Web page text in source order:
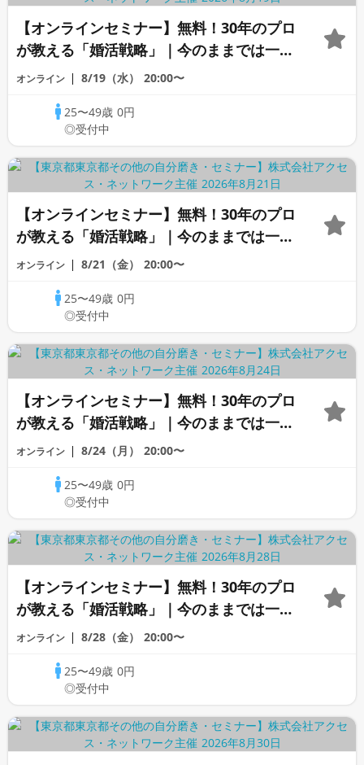
【オンラインセミナー】無料！30年のプロ
が教える「婚活戦略」｜今のままでは一生
変わらないと感じる男性へ
オンライン 8/19（水） 20:00〜
25〜49歳0円
◎受付中
【オンラインセミナー】無料！30年のプロ
が教える「婚活戦略」｜今のままでは一生
変わらないと感じる男性へ
オンライン 8/21（金） 20:00〜
25〜49歳0円
◎受付中
【オンラインセミナー】無料！30年のプロ
が教える「婚活戦略」｜今のままでは一生
変わらないと感じる男性へ
オンライン 8/24（月） 20:00〜
25〜49歳0円
◎受付中
【オンラインセミナー】無料！30年のプロ
が教える「婚活戦略」｜今のままでは一生
変わらないと感じる男性へ
オンライン 8/28（金） 20:00〜
25〜49歳0円
◎受付中